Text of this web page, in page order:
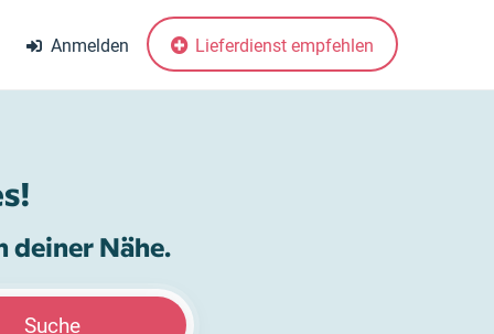
Anmelden Lieferdienst empfehlen
deiner Nähe.
Suche